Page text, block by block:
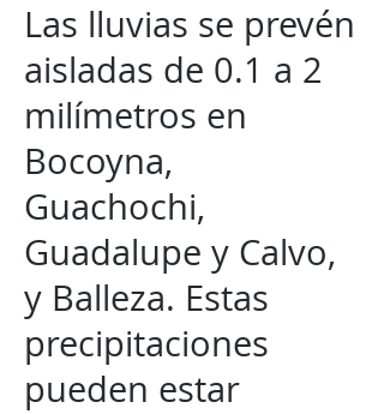
Las lluvias se prevén
aisladas de 0.1 a 2
milímetros en
Bocoyna,
Guachochi,
Guadalupe y Calvo,
y Balleza. Estas
precipitaciones
pueden estar